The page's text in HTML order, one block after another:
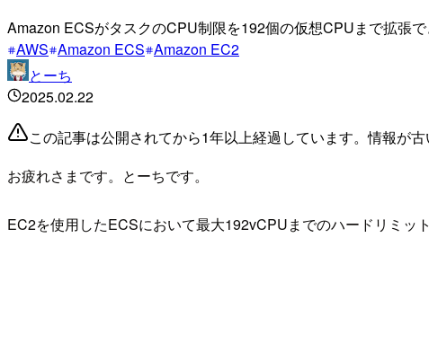
Amazon ECSがタスクのCPU制限を192個の仮想CPUまで拡張
AWS Amazon ECS Amazon EC2
とーち
2025.02.22
この記事は公開されてから1年以上経過しています。情報が
お疲れさまです。とーちです。
EC2を使用したECSにおいて最大192vCPUまでのハードリミ